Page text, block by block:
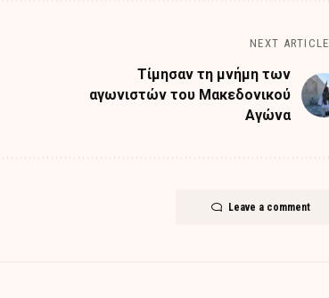
NEXT ARTICLE
Τίμησαν τη μνήμη των
αγωνιστών του Μακεδονικού
Αγώνα
Leave a comment